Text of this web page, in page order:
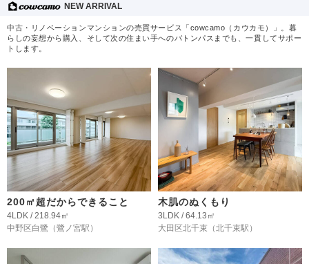
NEW ARRIVAL
中古・リノベーションマンションの売買サービス「cowcamo（カウカモ）」。暮
らしの妄想から購入、そして次の住まい手へのバトンパスまでも、一貫してサポー
トします。
200㎡超だからできること
4LDK / 218.94㎡
中野区白鷺 （鷺ノ宮駅）
木肌のぬくもり
3LDK / 64.13㎡
大田区北千束 （北千束駅）